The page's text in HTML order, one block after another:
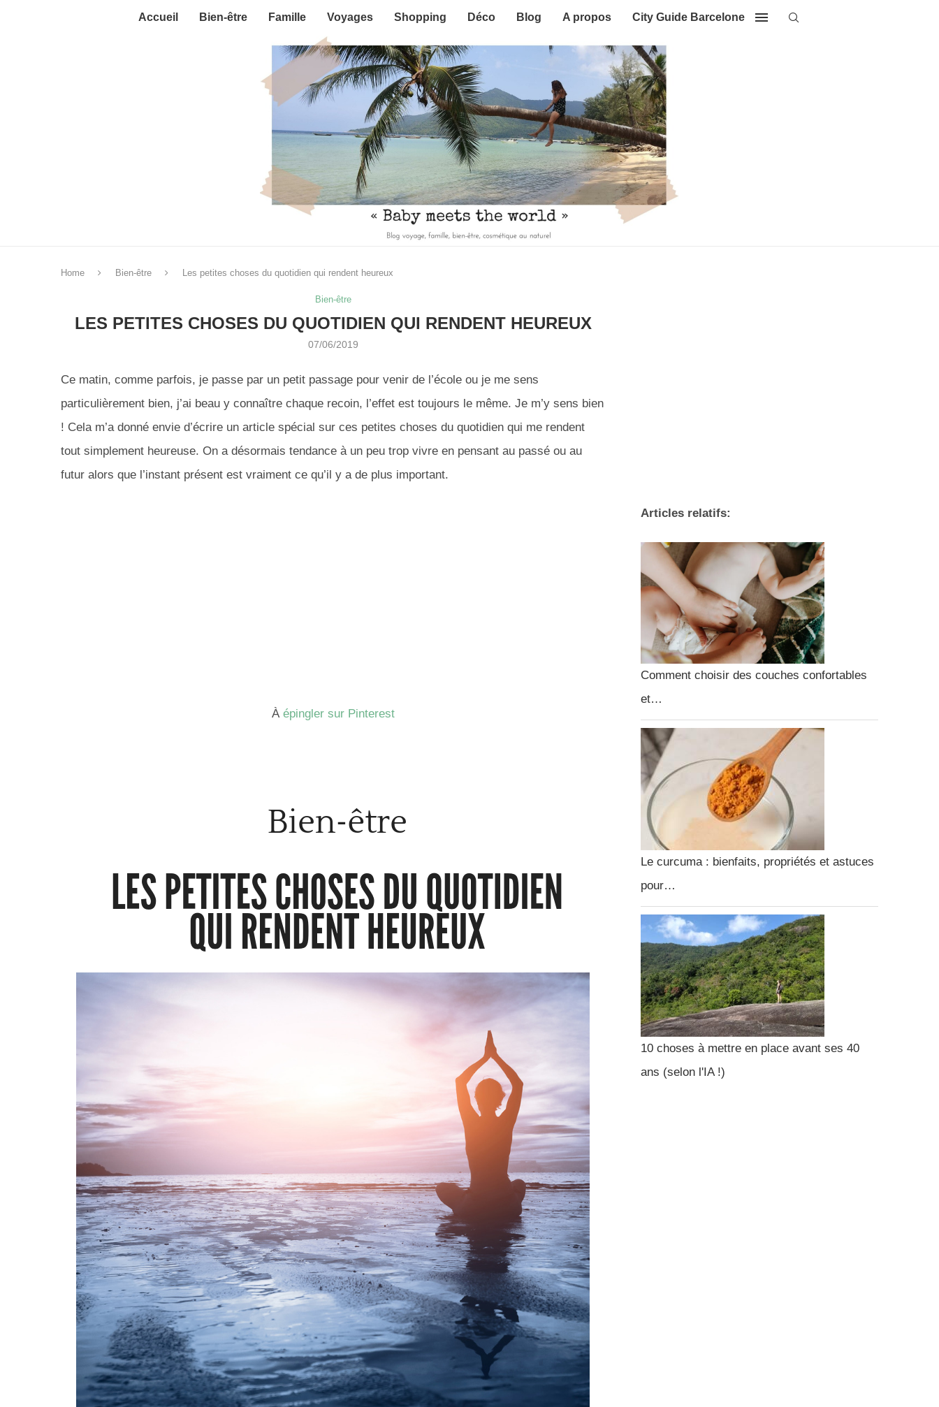
Accueil Bien-être Famille Voyages Shopping Déco Blog A propos City Guide Barcelone
Home Bien-être Les petites choses du quotidien qui rendent heureux
Bien-être
LES PETITES CHOSES DU QUOTIDIEN QUI RENDENT HEUREUX
07/06/2019
Ce matin, comme parfois, je passe par un petit passage pour venir de l’école ou je me sens
particulièrement bien, j’ai beau y connaître chaque recoin, l’effet est toujours le même. Je m’y sens bien
! Cela m’a donné envie d’écrire un article spécial sur ces petites choses du quotidien qui me rendent
tout simplement heureuse. On a désormais tendance à un peu trop vivre en pensant au passé ou au
futur alors que l’instant présent est vraiment ce qu’il y a de plus important.
Àépingler sur Pinterest
Articles relatifs:
Comment choisir des couches confortables
et…
Le curcuma : bienfaits, propriétés et astuces
pour…
10 choses à mettre en place avant ses 40
ans (selon l'IA !)